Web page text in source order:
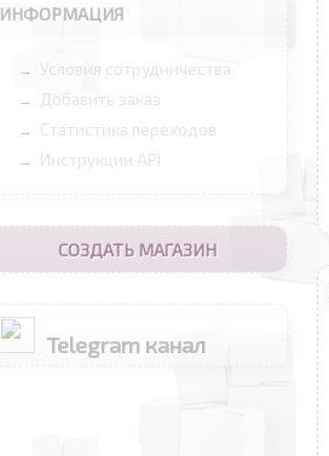
ИНФОРМАЦИЯ
→ Условия сотрудничества
→ Добавить заказ
→ Статистика переходов
→ Инструкции API
СОЗДАТЬ МАГАЗИН
Telegram канал